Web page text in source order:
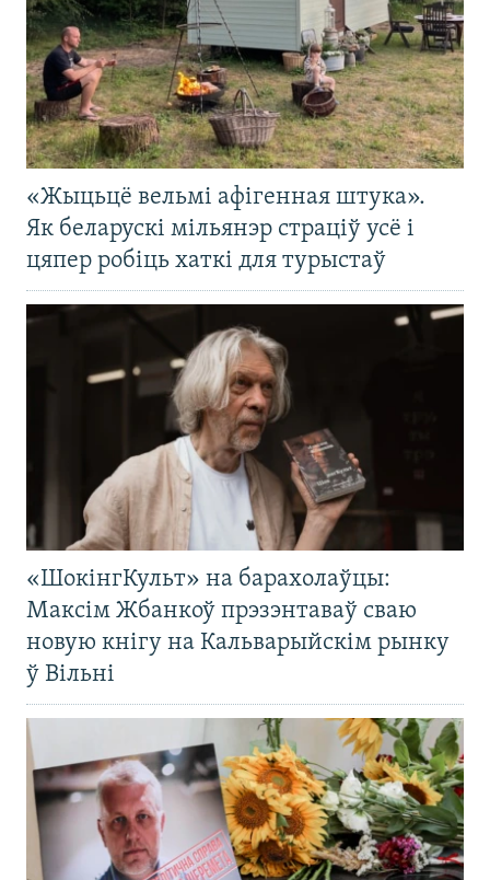
«Жыцьцё вельмі афігенная штука».
Як беларускі мільянэр страціў усё і
цяпер робіць хаткі для турыстаў
«ШокінгКульт» на барахолаўцы:
Максім Жбанкоў прэзэнтаваў сваю
новую кнігу на Кальварыйскім рынку
ў Вільні